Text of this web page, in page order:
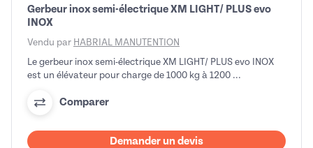
Gerbeur inox semi-électrique XM LIGHT/ PLUS evo
INOX
Vendu par HABRIAL MANUTENTION
Le gerbeur inox semi-électrique XM LIGHT/ PLUS evo INOX
est un élévateur pour charge de 1000 kg à 1200 ...
Comparer
Demander un devis